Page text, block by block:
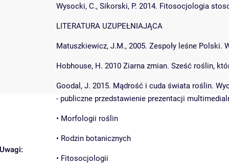
Wysocki, C., Sikorski, P. 2014. Fitosocjologia
LITERATURA UZUPEŁNIAJĄCA
Matuszkiewicz, J.M., 2005. Zespoły leśne Polski.
Hobhouse, H. 2010 Ziarna zmian. Sześć roślin,
Goodal, J. 2015. Mądrość i cuda świata roślin.
Uwagi:
- publiczne przedstawienie prezentacji
• Morfologii roślin
• Rodzin botanicznych
• Fitosocjologii